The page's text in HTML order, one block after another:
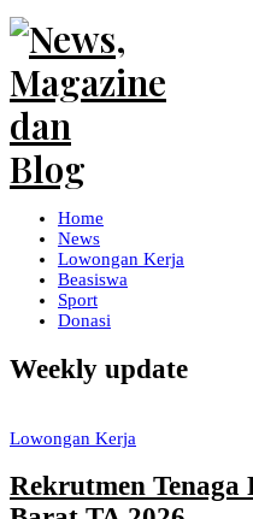
Home
News
Lowongan Kerja
Beasiswa
Sport
Donasi
Weekly update
Lowongan Kerja
Rekrutmen Tenaga